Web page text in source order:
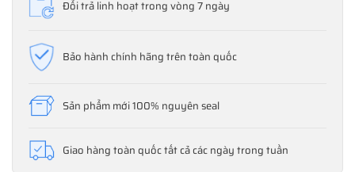
Đổi trả linh hoạt trong vòng 7 ngày
Bảo hành chính hãng trên toàn quốc
Sản phẩm mới 100% nguyên seal
Giao hàng toàn quốc tất cả các ngày trong tuần